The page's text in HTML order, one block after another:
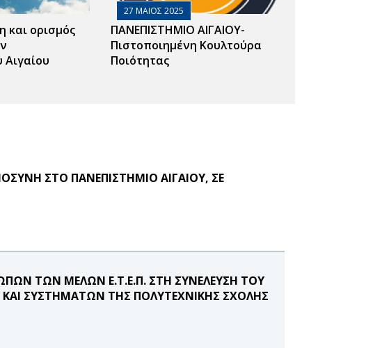
και ορισμός
Αιγαίου
27 ΜΑΙΟΣ 2025
ΠΑΝΕΠΙΣΤΗΜΙΟ ΑΙΓΑΙΟΥ-
Πιστοποιημένη Κουλτούρα
Ποιότητας
ΣΤΟ ΠΑΝΕΠΙΣΤΗΜΙΟ ΑΙΓΑΙΟΥ, ΣΕ
ΤΩΝ ΜΕΛΩΝ Ε.Τ.Ε.Π. ΣΤΗ ΣΥΝΕΛΕΥΣΗ ΤΟΥ
ΣΥΣΤΗΜΑΤΩΝ ΤΗΣ ΠΟΛΥΤΕΧΝΙΚΗΣ ΣΧΟΛΗΣ